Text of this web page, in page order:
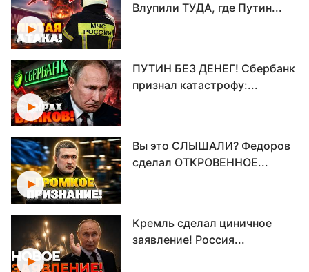
Влупили ТУДА, где Путин...
ПУТИН БЕЗ ДЕНЕГ! Сбербанк
признал катастрофу:...
Вы это СЛЫШАЛИ? Федоров
сделал ОТКРОВЕННОЕ...
Кремль сделал циничное
заявление! Россия...